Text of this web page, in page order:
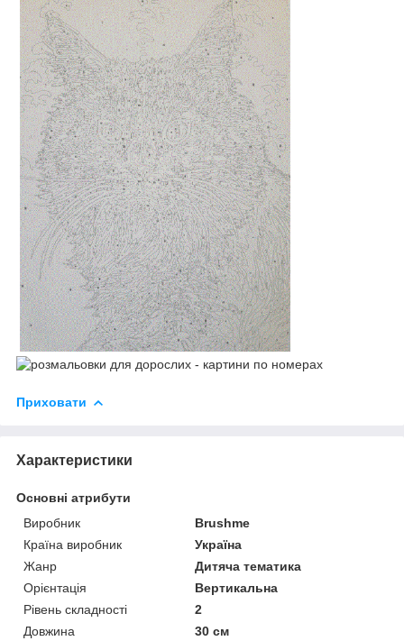
Приховати
Характеристики
Основні атрибути
Виробник
Brushme
Країна виробник
Україна
Жанр
Дитяча тематика
Орієнтація
Вертикальна
Рівень складності
2
Довжина
30 см